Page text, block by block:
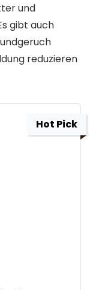
und
gibt auch
reduzieren
Hot Pick